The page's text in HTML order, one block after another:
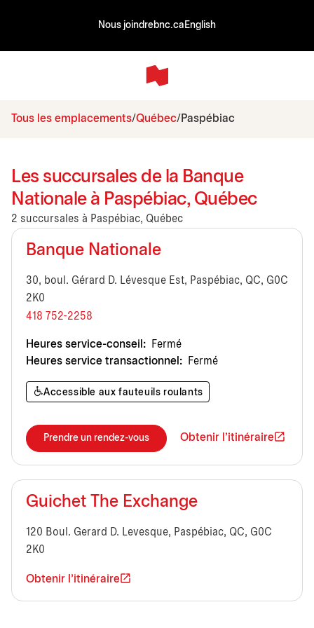
Nous joindrebnc.ca English
Tous les emplacements Québec Paspébiac
Les succursales de la Banque
Nationale à Paspébiac, Québec
2 succursales à Paspébiac, Québec
Banque Nationale
30, boul. Gérard D. Lévesque Est, Paspébiac, QC, G0C
2K0
418 752-2258
Heures service-conseil:
Fermé
Heures service transactionnel:
Fermé
Accessible aux fauteuils roulants
Prendre un rendez-vous Obtenir l'itinéraire
Guichet The Exchange
120 Boul. Gerard D. Levesque, Paspébiac, QC, G0C
2K0
Obtenir l'itinéraire